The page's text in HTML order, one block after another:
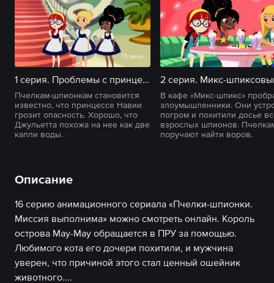
13 мин
1 серия. Проблемы с принцессами
Пчелкам-шпионкам становится
известно, что принцессе Навии
грозит опасность. Хорошо, что
Джульетта похожа на нее как две
капли воды.
В кафе «Микс-шпикс»
злоумышленники. Они
погром и похитили досье
взрослых шпионов.
поручают найти воров.
Описание
16 серию анимационного сериала «Пчелки-шпионки.
Миссия выполнима» можно смотреть онлайн. Король
острова Мау-Мау обращается в ПРУ за помощью.
Любимого кота его дочери похитили, и мужчина
уверен, что причиной этого стал ценный ошейник
животного....